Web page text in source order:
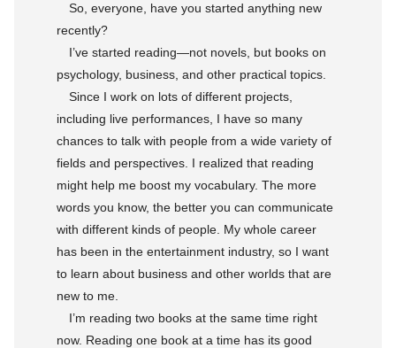
So, everyone, have you started anything new
recently?
I’ve started reading—not novels, but books on
psychology, business, and other practical topics.
Since I work on lots of different projects,
including live performances, I have so many
chances to talk with people from a wide variety of
fields and perspectives. I realized that reading
might help me boost my vocabulary. The more
words you know, the better you can communicate
with different kinds of people. My whole career
has been in the entertainment industry, so I want
to learn about business and other worlds that are
new to me.
I’m reading two books at the same time right
now. Reading one book at a time has its good